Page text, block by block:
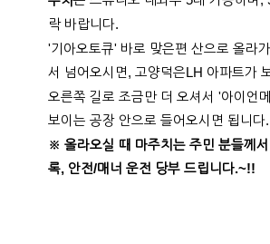
락 바랍니다.
'기아오토큐' 바로 맞은편 산으로 올라
서 넘어오시면, 고양덕은LH 아파트가
오른쪽 길로 조금만 더 오셔서 '아이언
보이는 공장 안으로 들어오시면 됩니다.
※ 올라오실 때 마주치는 주민 분들께
록, 안전/매너 운전 당부 드립니다.~!!